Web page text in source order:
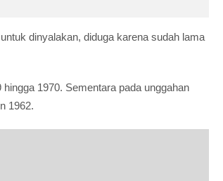
dinyalakan, diduga karena sudah lama
1970. Sementara pada unggahan
1962.